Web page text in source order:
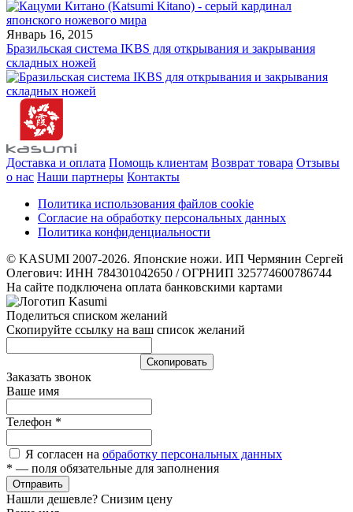
Январь 16, 2015
Бразильская система IKBS для открывания и закрывания
складных ножей
Доставка и оплата Помощь клиентам Возврат товара Отзывы
о нас Наши партнеры Контакты
Политика использования файлов cookie
Согласие на обработку персональных данных
Политика конфиденциальности
© KASUMI 2007-2026. Японские ножи. ИП Чермянин Сергей
Олегович: ИНН 784301042650 / ОГРНИП 325774600786744
На сайте подключена оплата банковскими картами
Поделиться списком желаний
Скопируйте ссылку на ваш список желаний
Cкопировать
Заказать звонок
Ваше имя
Телефон *
Я согласен на обработку персональных данных
* — поля обязательные для заполнения
Отправить
Нашли дешевле? Снизим цену